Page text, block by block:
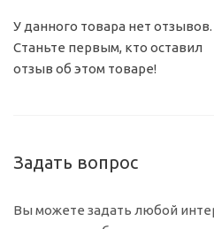
У данного товара нет отзывов.
Станьте первым, кто оставил
отзыв об этом товаре!
Задать вопрос
Вы можете задать любой